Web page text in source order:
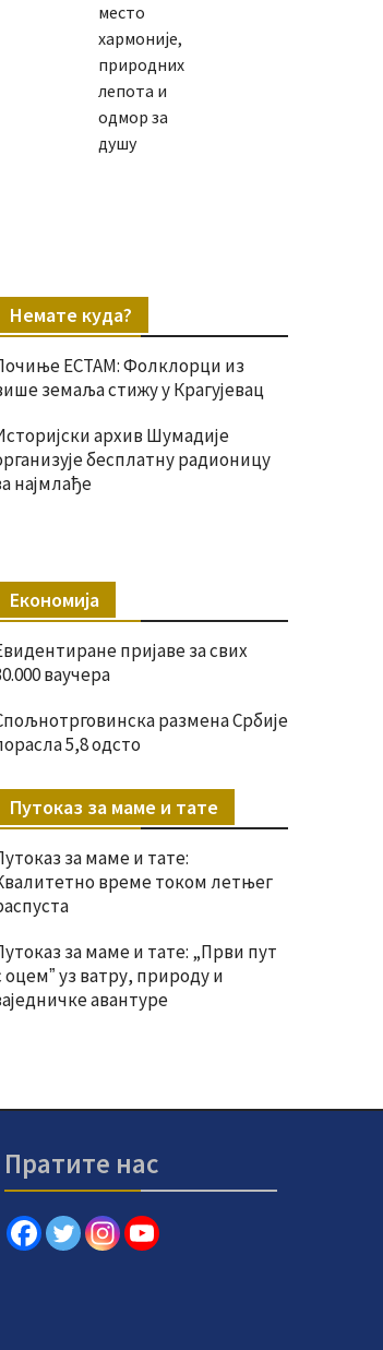
место
хармоније,
природних
лепота и
одмор за
душу
Немате куда?
ЕСТАМ: Фолклорци из
земаља стижу у Крагујевац
архив Шумадије
бесплатну радионицу
најмлађе
Економија
пријаве за свих
ваучера
размена Србије
5,8 одсто
Путоказ за маме и тате
за маме и тате:
време током летњег
за маме и тате: „Први пут
оцемˮ уз ватру, природу и
авантуре
Пратите нас